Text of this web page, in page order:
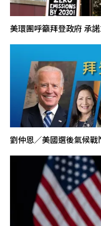
美環團呼籲拜登政府 承
劉仲恩／美國選後氣候